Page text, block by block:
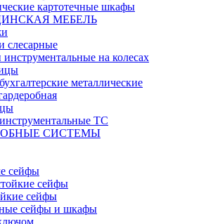
картотечные шкафы
МЕБЕЛЬ
слесарные
на колесах
металлические
ТС
СИСТЕМЫ
сейфы
сейфы
сейфы
сейфы и шкафы